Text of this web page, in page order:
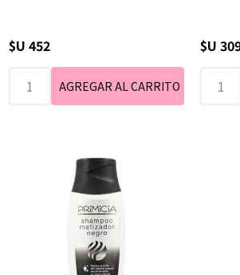
$U 452 $U